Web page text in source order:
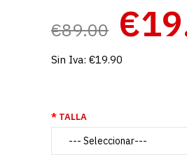
€89.00
Sin Iva: €19.90
TALLA